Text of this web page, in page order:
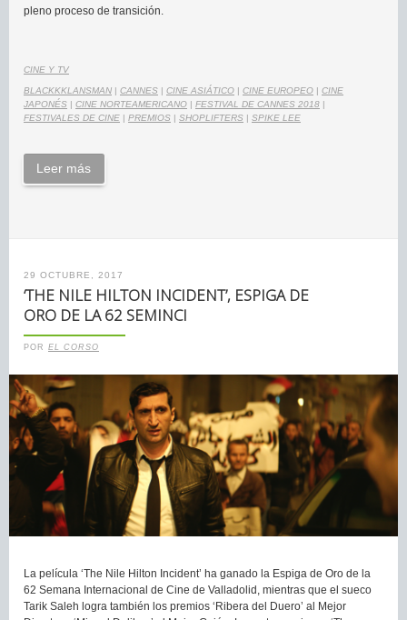
pleno proceso de transición.
CINE Y TV
BLACKKKLANSMAN | CANNES | CINE ASIÁTICO | CINE EUROPEO | CINE
JAPONÉS | CINE NORTEAMERICANO | FESTIVAL DE CANNES 2018 |
FESTIVALES DE CINE | PREMIOS | SHOPLIFTERS | SPIKE LEE
Leer más
29 OCTUBRE, 2017
‘THE NILE HILTON INCIDENT’, ESPIGA DE
ORO DE LA 62 SEMINCI
POR EL CORSO
La película ‘The Nile Hilton Incident’ ha ganado la Espiga de Oro de la
62 Semana Internacional de Cine de Valladolid, mientras que el sueco
Tarik Saleh logra también los premios ‘Ribera del Duero’ al Mejor